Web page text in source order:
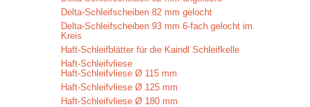
Delta-Schleifscheiben 82 mm gelocht
Delta-Schleifscheiben 93 mm 6-fach gelocht im
Kreis
Haft-Schleifblätter für die Kaindl Schleifkelle
Haft-Schleifvliese
Haft-Schleifvliese Ø 115 mm
Haft-Schleifvliese Ø 125 mm
Haft-Schleifvliese Ø 180 mm